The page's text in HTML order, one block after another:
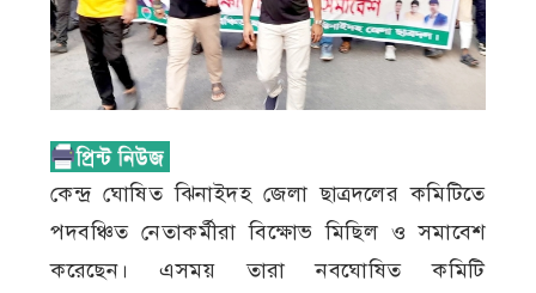
কেন্দ্র ঘোষিত ঝিনাইদহ জেলা ছাত্রদলের কমিটিতে
পদবঞ্চিত নেতাকর্মীরা বিক্ষোভ মিছিল ও সমাবেশ
করেছেন। এসময় তারা নবঘোষিত কমিটি